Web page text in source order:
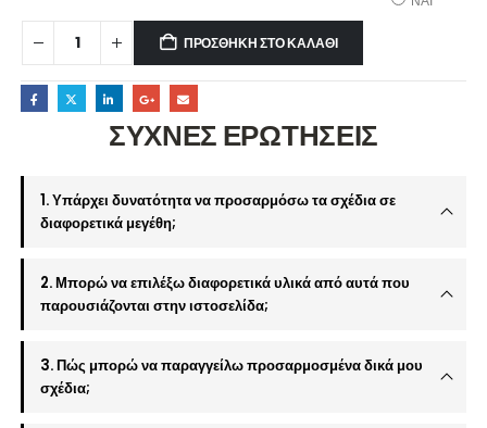
ΠΡΟΣΘΉΚΗ ΣΤΟ ΚΑΛΆΘΙ
ΣΥΧΝΕΣ ΕΡΩΤΗΣΕΙΣ
1. Υπάρχει δυνατότητα να προσαρμόσω τα σχέδια σε
διαφορετικά μεγέθη;
2. Μπορώ να επιλέξω διαφορετικά υλικά από αυτά που
παρουσιάζονται στην ιστοσελίδα;
3. Πώς μπορώ να παραγγείλω προσαρμοσμένα δικά μου
σχέδια;